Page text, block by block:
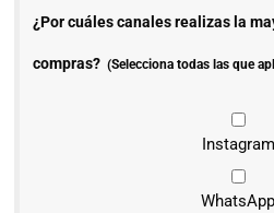
¿Por cuáles canales realizas la
compras? (Selecciona todas las que
Instagram
WhatsApp